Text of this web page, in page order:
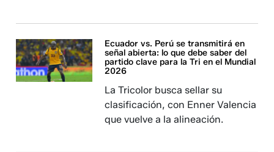
Ecuador vs. Perú se transmitirá en
señal abierta: lo que debe saber del
partido clave para la Tri en el Mundial
2026
La Tricolor busca sellar su
clasificación, con Enner Valencia
que vuelve a la alineación.